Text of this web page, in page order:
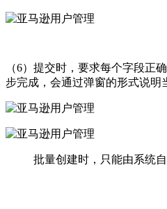
（6）提交时，要求每个字段正
步完成，会通过弹窗的形式说明
批量创建时，只能由系统